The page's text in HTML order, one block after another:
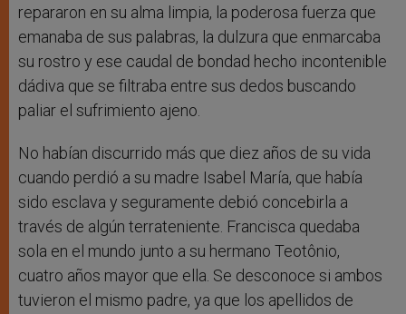
repararon en su alma limpia, la poderosa fuerza que
emanaba de sus palabras, la dulzura que enmarcaba
su rostro y ese caudal de bondad hecho incontenible
dádiva que se filtraba entre sus dedos buscando
paliar el sufrimiento ajeno.
No habían discurrido más que diez años de su vida
cuando perdió a su madre Isabel María, que había
sido esclava y seguramente debió concebirla a
través de algún terrateniente. Francisca quedaba
sola en el mundo junto a su hermano Teotônio,
cuatro años mayor que ella. Se desconoce si ambos
tuvieron el mismo padre, ya que los apellidos de